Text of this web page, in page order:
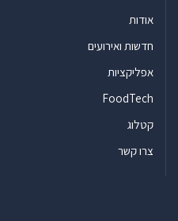
אודות
חדשות ואירועים
אפליקציות
FoodTech
קטלוג
צרו קשר